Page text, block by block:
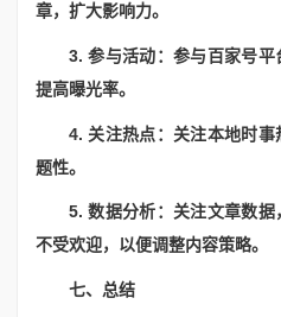
章，扩大影响力。
3. 参与活动：参与百家号平
提高曝光率。
4. 关注热点：关注本地时
题性。
5. 数据分析：关注文章数
不受欢迎，以便调整内容策略。
七、总结